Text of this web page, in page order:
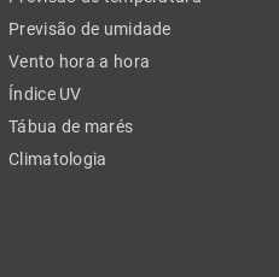
Previsão de umidade
Vento hora a hora
Índice UV
Tábua de marés
Climatologia